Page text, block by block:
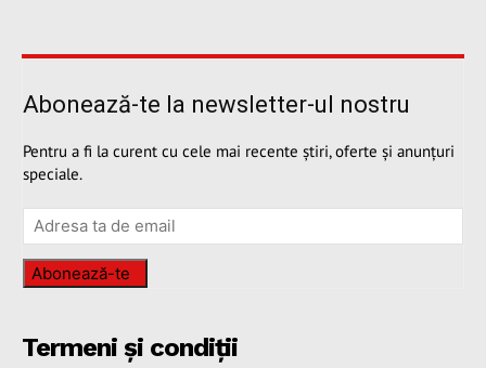
Abonează-te la newsletter-ul nostru
Pentru a fi la curent cu cele mai recente știri, oferte și anunțuri
speciale.
Abonează-te
Termeni și condiții